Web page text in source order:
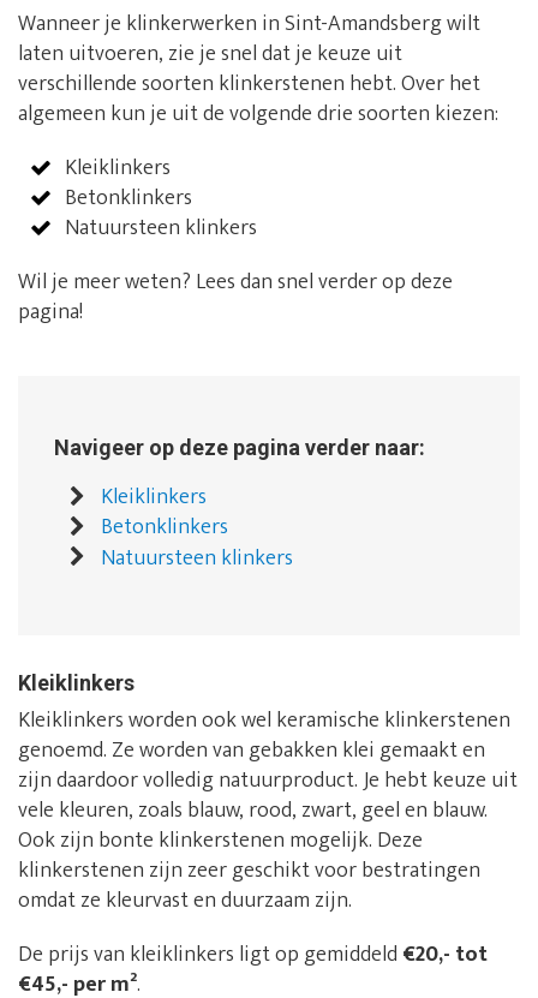
Wanneer je klinkerwerken in Sint-Amandsberg wilt
laten uitvoeren, zie je snel dat je keuze uit
verschillende soorten klinkerstenen hebt. Over het
algemeen kun je uit de volgende drie soorten kiezen:
Kleiklinkers
Betonklinkers
Natuursteen klinkers
Wil je meer weten? Lees dan snel verder op deze
pagina!
Navigeer op deze pagina verder naar:
Kleiklinkers
Betonklinkers
Natuursteen klinkers
Kleiklinkers
Kleiklinkers worden ook wel keramische klinkerstenen
genoemd. Ze worden van gebakken klei gemaakt en
zijn daardoor volledig natuurproduct. Je hebt keuze uit
vele kleuren, zoals blauw, rood, zwart, geel en blauw.
Ook zijn bonte klinkerstenen mogelijk. Deze
klinkerstenen zijn zeer geschikt voor bestratingen
omdat ze kleurvast en duurzaam zijn.
De prijs van kleiklinkers ligt op gemiddeld €20,- tot
€45,- per m².